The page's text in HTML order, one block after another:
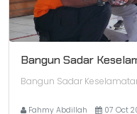
Bangun Sadar
Bangun Sadar
Fahmy Abdillah 07 Oct